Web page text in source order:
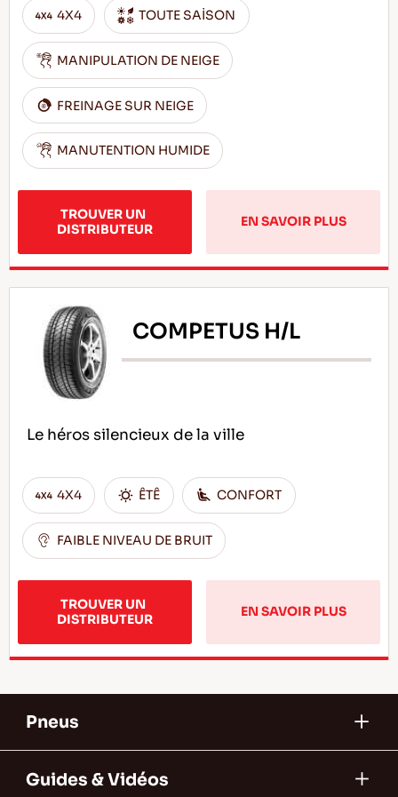
4X4 TOUTE SAİSON
MANIPULATION DE NEIGE
FREINAGE SUR NEIGE
MANUTENTION HUMIDE
TROUVER UN
DISTRIBUTEUR
EN SAVOIR PLUS
COMPETUS H/L
Le héros silencieux de la ville
4X4 ÊTÊ CONFORT
FAIBLE NIVEAU DE BRUIT
TROUVER UN
DISTRIBUTEUR
EN SAVOIR PLUS
Pneus
Guides & Vidéos